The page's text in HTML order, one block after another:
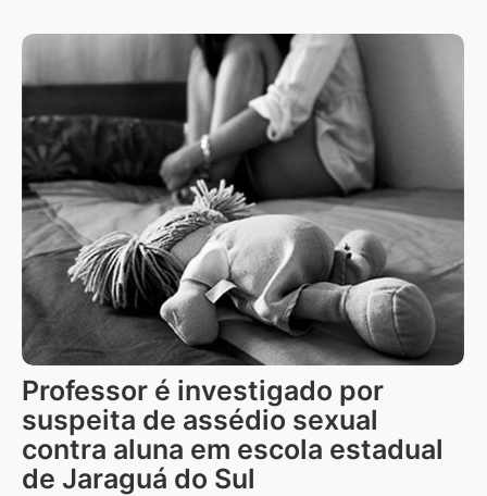
Professor é investigado por
suspeita de assédio sexual
contra aluna em escola estadual
de Jaraguá do Sul